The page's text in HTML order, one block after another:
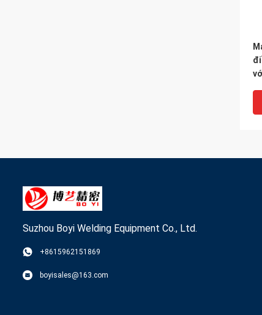
Suzhou Boyi Welding Equipment Co., Ltd.
+8615962151869
boyisales@163.com